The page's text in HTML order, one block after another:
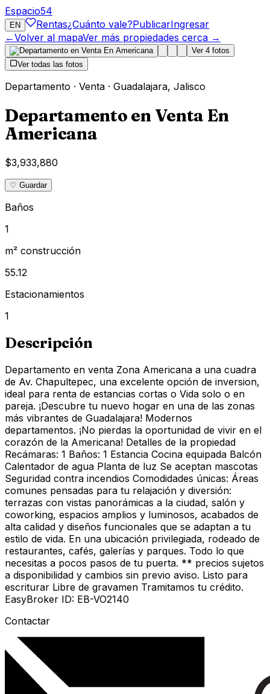
Espacio54
EN Rentas¿Cuánto vale?PublicarIngresar
←Volver al mapaVer más propiedades cerca →
Ver 4 fotos
Ver todas las fotos
Departamento · Venta · Guadalajara, Jalisco
Departamento en Venta En
Americana
$3,933,880
♡ Guardar
Baños
1
m² construcción
55.12
Estacionamientos
1
Descripción
Departamento en venta Zona Americana a una cuadra
de Av. Chapultepec, una excelente opción de inversion,
ideal para renta de estancias cortas o Vida solo o en
pareja. ¡Descubre tu nuevo hogar en una de las zonas
más vibrantes de Guadalajara! Modernos
departamentos. ¡No pierdas la oportunidad de vivir en el
corazón de la Americana! Detalles de la propiedad
Recámaras: 1 Baños: 1 Estancia Cocina equipada Balcón
Calentador de agua Planta de luz Se aceptan mascotas
Seguridad contra incendios Comodidades únicas: Áreas
comunes pensadas para tu relajación y diversión:
terrazas con vistas panorámicas a la ciudad, salón y
coworking, espacios amplios y luminosos, acabados de
alta calidad y diseños funcionales que se adaptan a tu
estilo de vida. En una ubicación privilegiada, rodeado de
restaurantes, cafés, galerías y parques. Todo lo que
necesitas a pocos pasos de tu puerta. ** precios sujetos
a disponibilidad y cambios sin previo aviso. Listo para
escriturar Libre de gravamen Tramitamos tu crédito.
EasyBroker ID: EB-VO2140
Contactar